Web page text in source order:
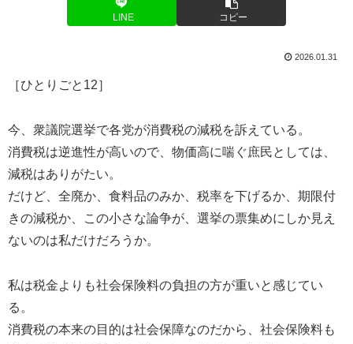
LINE コピー
2026.01.31
［ひとりごと12］
今、衆議院選挙で各党が消費税の減税を訴えている。
消費税は逆進性が高いので、物価高に喘ぐ庶民としては、
減税はありがたい。
だけど、全廃か、食料品のみか、税率を下げるか、期限付
きの減税か、この小さな論争が、選挙の票集めにしか見え
ないのは私だけだろうか。
私は税金よりも社会保険料の負担の方が重いと感じてい
る。
消費税の本来の目的は社会保障なのだから、社会保険料も